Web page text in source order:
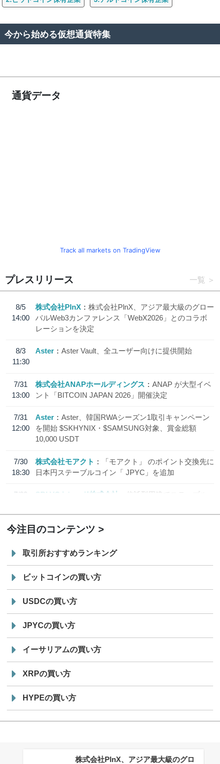
今から始める仮想通貨特集
通貨データ
Track all markets on TradingView
プレスリリース 一覧
8/5
14:00
株式会社PlnX
株式会社PlnX、アジア最大級のグロー
バルWeb3カンファレンス「WebX2026」とのコラボ
レーションを決定
8/3
11:30
Aster Aster Vault、全ユーザー向けに提供開始
7/31
13:00
株式会社ANAPホールディングス
ANAP が大型イベ
ント「BITCOIN JAPAN 2026」開催決定
7/31
12:00
Aster
Aster、韓国RWAシーズン1取引キャンペーン
を開始 $SKHYNIX・$SAMSUNG対象、賞金総額
10,000 USDT
7/30
18:30
株式会社モアクト
「モアクト」 のポイント交換先に
日本円ステーブルコイン「 JPYC」を追加
7/29
SBI VCトレード株式会社
信託型円建てステーブル
今注目のコンテンツ
取引所おすすめランキング
ビットコインの買い方
USDCの買い方
JPYCの買い方
イーサリアムの買い方
XRPの買い方
HYPEの買い方
株式会社PlnX、アジア最大級のグロ